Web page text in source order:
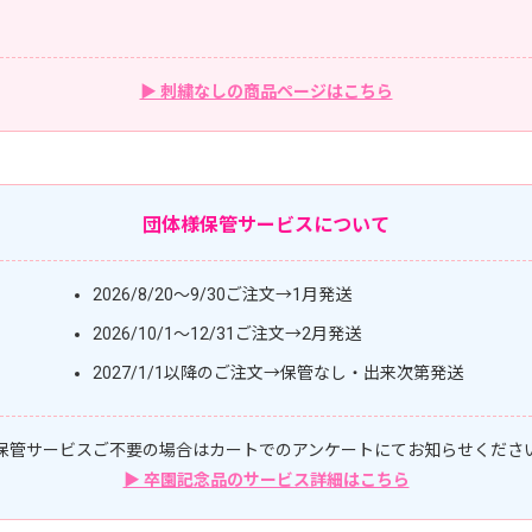
▶ 刺繍なしの商品ページはこちら
団体様保管サービスについて
2026/8/20〜9/30ご注文→1月発送
2026/10/1〜12/31ご注文→2月発送
2027/1/1以降のご注文→保管なし・出来次第発送
サービスご不要の場合はカートでのアンケートにてお知らせくださ
▶ 卒園記念品のサービス詳細はこちら